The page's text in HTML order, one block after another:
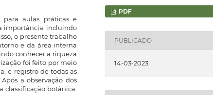
aulas práticas e
importância, incluindo
o presente trabalho
e da área interna
conhecer a riqueza
foi feito por meio
e registro de todas as
a observação dos
classificação botânica.
PDF
PUBLICADO
14-03-2023